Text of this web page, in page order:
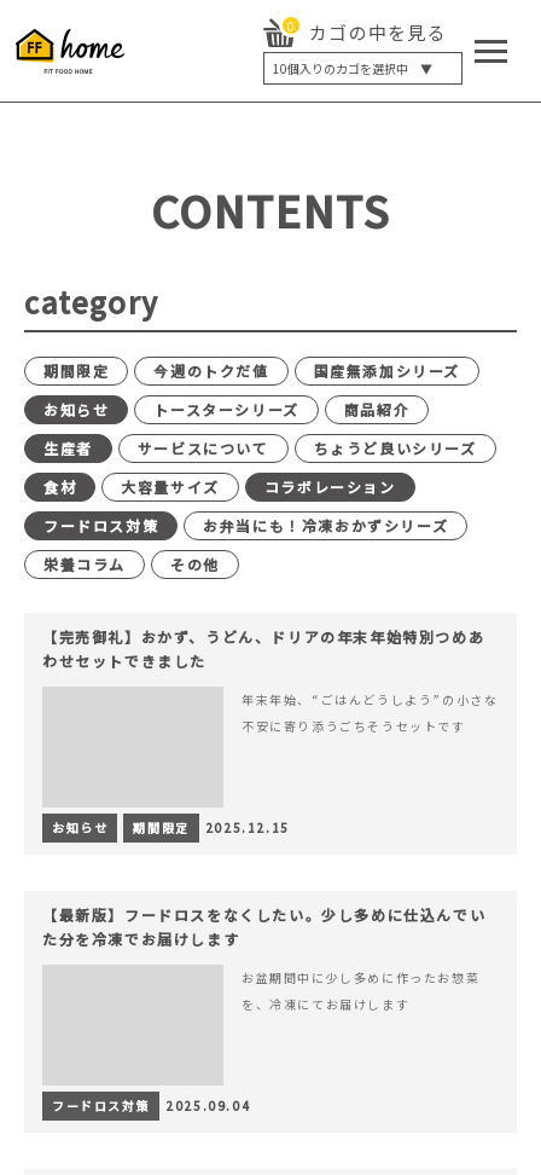
0 カゴの中を見る
10個入りのカゴを選択中 ▼
5個入り
20個入り
最大12%OFF
CONTENTS
category
期間限定 今週のトクだ値
国産無添加シリーズ
お知らせ
トースターシリーズ
商品紹介
生産者
サービスについて
ちょうど良いシリーズ
食材
大容量サイズ
コラボレーション
フードロス対策
お弁当にも！冷凍おかずシリーズ
栄養コラム
その他
【完売御礼】おかず、うどん、ドリアの年末年始特別つめあ
わせセットできました
年末年始、“ごはんどうしよう”の小さな
不安に寄り添うごちそうセットです
お知らせ 期間限定 2025.12.15
【最新版】フードロスをなくしたい。少し多めに仕込んでい
た分を冷凍でお届けします
お盆期間中に少し多めに作ったお惣菜
を、冷凍にてお届けします
フードロス対策 2025.09.04